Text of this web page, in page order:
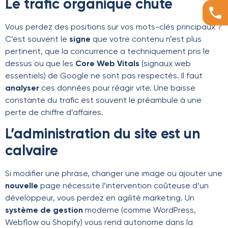
Le trafic organique chute
Vous perdez des positions sur vos mots-clés principaux ?
C’est souvent le signe que votre contenu n’est plus
pertinent, que la concurrence a techniquement pris le
dessus ou que les Core Web Vitals (signaux web
essentiels) de Google ne sont pas respectés. Il faut
analyser ces données pour réagir vite. Une baisse
constante du trafic est souvent le préambule à une
perte de chiffre d’affaires.
L’administration du site est un
calvaire
Si modifier une phrase, changer une image ou ajouter une
nouvelle page nécessite l’intervention coûteuse d’un
développeur, vous perdez en agilité marketing. Un
système de gestion moderne (comme WordPress,
Webflow ou Shopify) vous rend autonome dans la